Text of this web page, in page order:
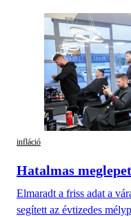
infláció
Hatalmas
Elmaradt a friss adat a
segített az évtizedes